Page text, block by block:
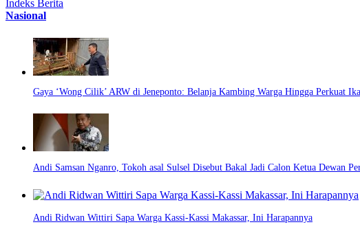
Indeks Berita
Nasional
Gaya ‘Wong Cilik’ ARW di Jeneponto: Belanja Kambing Warga Hingga Perkuat
Andi Samsan Nganro, Tokoh asal Sulsel Disebut Bakal Jadi Calon Ketua Dewan
Andi Ridwan Wittiri Sapa Warga Kassi-Kassi Makassar, Ini Harapannya